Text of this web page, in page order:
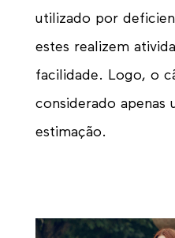
utilizado por
estes realizem
facilidade. Logo, o
considerado apenas
estimação.